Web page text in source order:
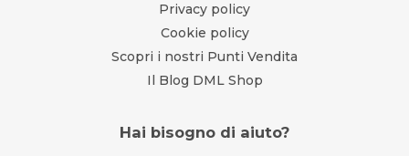
Privacy policy
Cookie policy
Scopri i nostri Punti Vendita
Il Blog DML Shop
Hai bisogno di aiuto?